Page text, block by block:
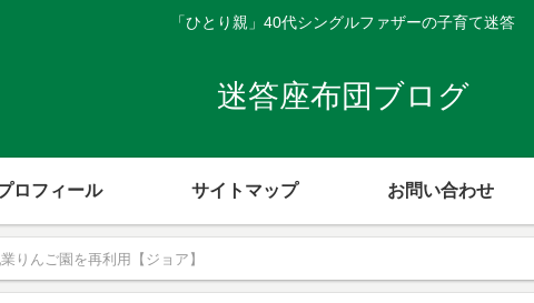
「ひとり親」40代シングルファザーの子育て迷答
迷答座布団ブログ
ロフィール サイトマップ お問い合わせ
りんご園を再利用【ジョア】